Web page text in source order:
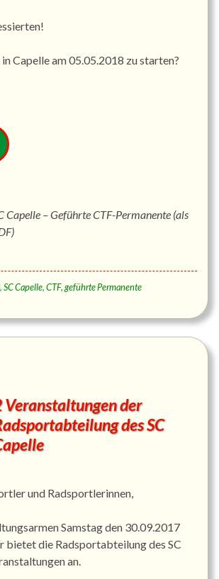
Capelle am 05.05.2018 zu starten?
Capelle – Geführte CTF-Permanente (als
,SC Capelle,CTF,geführte Permanente
Veranstaltungen der
des SC
und Radsportlerinnen,
Samstag den 30.09.2017
bietet die Radsportabteilung des SC
an.